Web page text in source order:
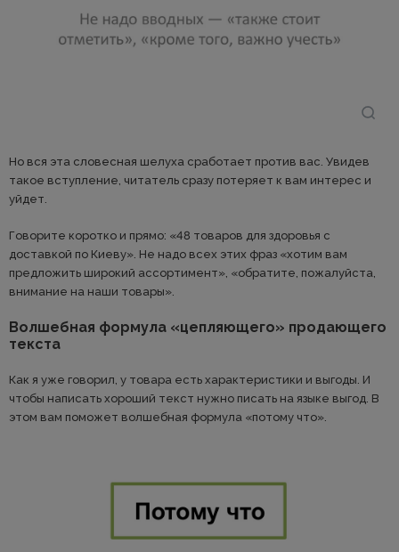
Но вся эта словесная шелуха сработает против вас. Увидев
такое вступление, читатель сразу потеряет к вам интерес и
уйдет.
Говорите коротко и прямо: «48 товаров для здоровья с
доставкой по Киеву». Не надо всех этих фраз «хотим вам
предложить широкий ассортимент», «обратите, пожалуйста,
внимание на наши товары».
Волшебная формула «цепляющего» продающего
текста
Как я уже говорил, у товара есть характеристики и выгоды. И
чтобы написать хороший текст нужно писать на языке выгод. В
этом вам поможет волшебная формула «потому что».